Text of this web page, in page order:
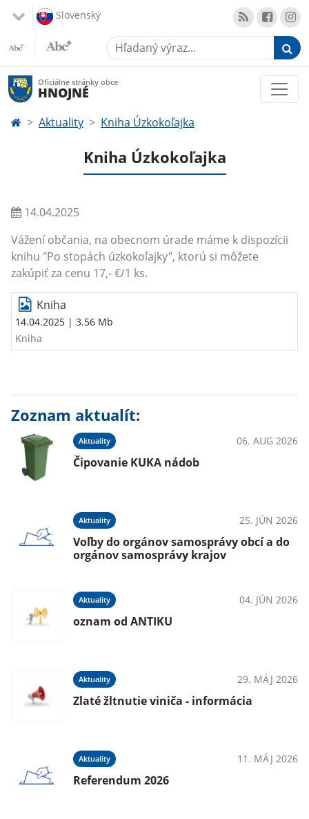
Slovenský
Hľadaný výraz...
Oficiálne stránky obce
HNOJNÉ
Aktuality Kniha Úzkokoľajka
Kniha Úzkokoľajka
14.04.2025
Vážení občania, na obecnom úrade máme k dispozícii
knihu "Po stopách úzkokoľajky", ktorú si môžete
zakúpiť za cenu 17,- €/1 ks.
Kniha
14.04.2025 | 3.56 Mb
Kniha
Zoznam aktualít:
Aktuality 06. AUG 2026
Čipovanie KUKA nádob
Aktuality 25. JÚN 2026
Voľby do orgánov samosprávy obcí a do
orgánov samosprávy krajov
Aktuality 04. JÚN 2026
oznam od ANTIKU
Aktuality 29. MÁJ 2026
Zlaté žltnutie viniča - informácia
Aktuality 11. MÁJ 2026
Referendum 2026